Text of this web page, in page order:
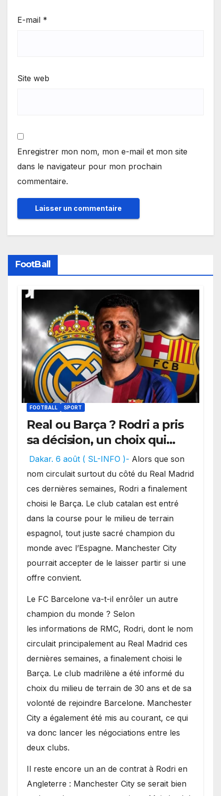
E-mail *
Site web
Enregistrer mon nom, mon e-mail et mon site
dans le navigateur pour mon prochain
commentaire.
FootBall
FOOTBALL SPORT
Real ou Barça ? Rodri a pris
sa décision, un choix qui
pourrait faire grand bruit
sur le marché des
transferts.
Dakar. 6 août ( SL-INFO )- Alors que son
nom circulait surtout du côté du Real Madrid
ces dernières semaines, Rodri a finalement
choisi le Barça. Le club catalan est entré
dans la course pour le milieu de terrain
espagnol, tout juste sacré champion du
monde avec l’Espagne. Manchester City
pourrait accepter de le laisser partir si une
offre convient.
​Le FC Barcelone va-t-il enrôler un autre
champion du monde ? Selon
les informations de RMC, Rodri, dont le nom
circulait principalement au Real Madrid ces
dernières semaines, a finalement choisi le
Barça. Le club madrilène a été informé du
choix du milieu de terrain de 30 ans et de sa
volonté de rejoindre Barcelone. Manchester
City a également été mis au courant, ce qui
va donc lancer les négociations entre les
deux clubs.
​Il reste encore un an de contrat à Rodri en
Angleterre : Manchester City se serait bien